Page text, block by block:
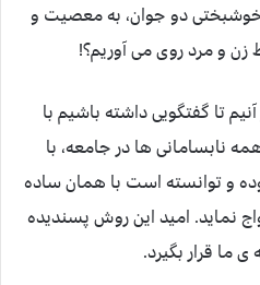
دو جوان، به معصیت و
زن و مرد روی می آوریم؟!
تا گفتگویی داشته باشیم با
نابسامانی ها در جامعه، با
و توانسته است با همان ساده
نماید. امید این روش پسندیده
ما قرار بگیرد.